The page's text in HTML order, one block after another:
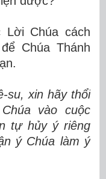
Lời Chúa cách
Chúa Thánh
su, xin hãy thổi
vào cuộc
tự hủy ý riêng
ý Chúa làm ý